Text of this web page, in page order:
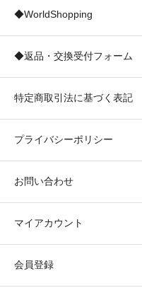
◆WorldShopping
◆返品・交換受付フォーム
特定商取引法に基づく表記
プライバシーポリシー
お問い合わせ
マイアカウント
会員登録